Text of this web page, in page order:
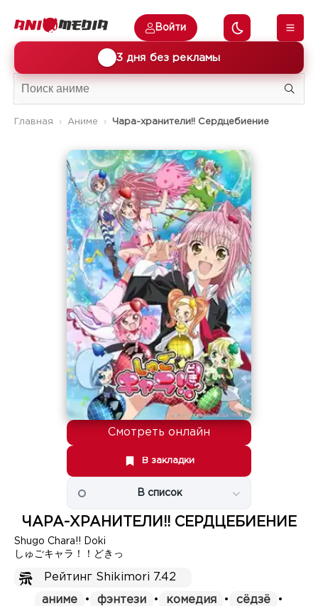
3 дня без рекламы
Войти
Главная Аниме Чара-хранители!! Сердцебиение
Смотреть онлайн
В закладки
В список
ЧАРА-ХРАНИТЕЛИ!! СЕРДЦЕБИЕНИЕ
Shugo Chara!! Doki
しゅごキャラ！！どきっ
Рейтинг Shikimori 7.42
аниме • фэнтези • комедия • сёдзё
•